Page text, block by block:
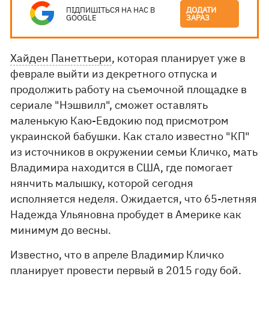
ПІДПИШІТЬСЯ НА НАС В
GOOGLE
ДОДАТИ
ЗАРАЗ
Хайден Панеттьери, которая планирует уже в
феврале выйти из декретного отпуска и
продолжить работу на съемочной площадке в
сериале "Нэшвилл", сможет оставлять
маленькую Каю-Евдокию под присмотром
украинской бабушки. Как стало известно "КП"
из источников в окружении семьи Кличко, мать
Владимира находится в США, где помогает
нянчить малышку, которой сегодня
исполняется неделя. Ожидается, что 65-летняя
Надежда Ульяновна пробудет в Америке как
минимум до весны.
Известно, что в апреле Владимир Кличко
планирует провести первый в 2015 году бой.